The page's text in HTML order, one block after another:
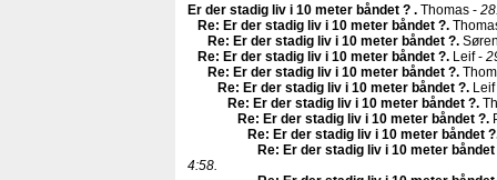
Er der stadig liv i 10 meter båndet ? . Thomas -
Re: Er der stadig liv i 10 meter båndet ?.
Re: Er der stadig liv i 10 meter båndet ?.
Re: Er der stadig liv i 10 meter båndet ?. Leif -
Re: Er der stadig liv i 10 meter båndet ?.
Re: Er der stadig liv i 10 meter båndet ?.
Re: Er der stadig liv i 10 meter båndet ?.
Re: Er der stadig liv i 10 meter båndet ?.
Re: Er der stadig liv i 10 meter båndet ?
Re: Er der stadig liv i 10 meter båndet
4:58.